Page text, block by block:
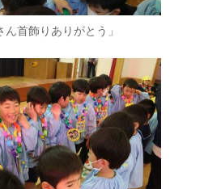
ん首飾りありがとう」